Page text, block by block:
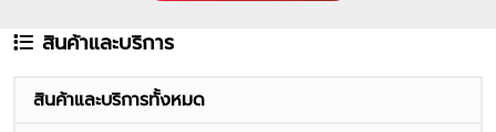
สินค้าและบริการ
สินค้าและบริการทั้งหมด